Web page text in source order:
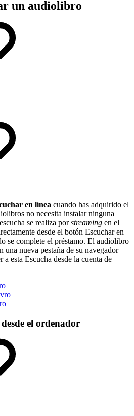
un audiolibro
en línea cuando has adquirido el
no necesita instalar ninguna
se realiza porstreaming en el
desde el botón Escuchar en
se complete el préstamo. El audiolibro
una nueva pestaña de su navegador
a esta Escucha desde la cuenta de
el ordenador